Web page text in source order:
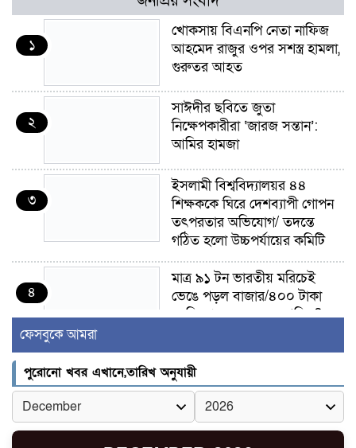
১
খোকসায় বিএনপি নেতা নাফিজ
আহমেদ রাজুর ওপর সশস্ত্র হামলা,
গুরুতর আহত
২
সাঈদীর ছবিতে জুতা
নিক্ষেপকারীরা ‘জারজ সন্তান’:
আমির হামজা
৩
ইসলামী বিশ্ববিদ্যালয়র ৪৪
শিক্ষককে ঘিরে দেশব্যাপী গোপন
তৎপরতার অভিযোগ/ তদন্তে
গঠিত হলো উচ্চপর্যায়ের কমিটি
৪
মাত্র ৯১ টন ভারতীয় মরিচেই
ভেঙে পড়ল বাজার/৪০০ টাকা
কেজি দাম কে ধরে রেখেছিল?
৫
জুলাই আন্দোলন ছিল সম্মিলিত,
লক্ষ্য হওয়া উচিত ঐক্য ও
রাষ্ট্রগঠন
ভোরে ঝিনাইদহ সীমান্তে জটলা
ফেসবুকে আমরা
পুরোনো খবর এখানে,তারিখ অনুযায়ী